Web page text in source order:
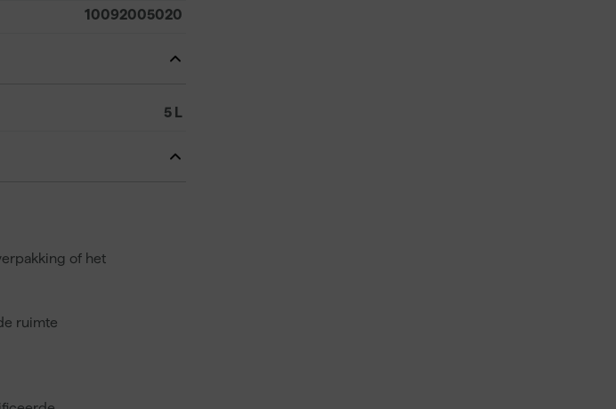
10092005020
5 L
of het
ruimte